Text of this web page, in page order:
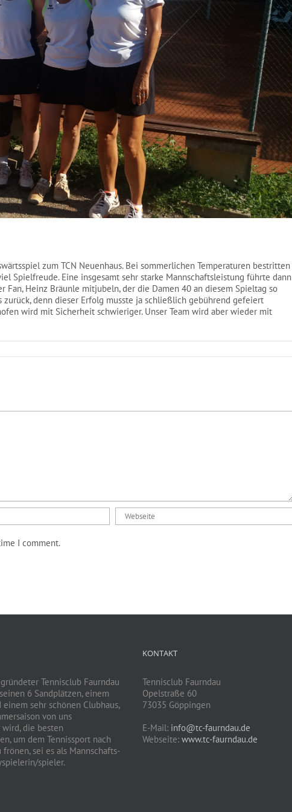
zum TCN Neuenhaus. Bei sommerlichen Temperaturen bestritten
Spielfreude. Eine insgesamt sehr starke Mannschaftsleistung führte dann
Fan, Heinz Bräunle mitjubeln, der die Damen 40 an diesem Spieltag so
denn dieser Erfolg musste ja schließlich gebührend gefeiert
wird mit Sicherheit schwieriger. Unser Team wird aber wieder mit
I comment.
Tennisclub Faurndau
6 Sandplätzen, einem
sehr schönen Clubhaus,
von uns
die besten
um dem Tennissport nach
sei es als Mannschafts-
spieler.
KONTAKT
Tennisclub Faurndau
Opelstraße 60
73035 Göppingen
E-Mail: info@tc-faurndau.de
Webseite: www.tc-faurndau.de